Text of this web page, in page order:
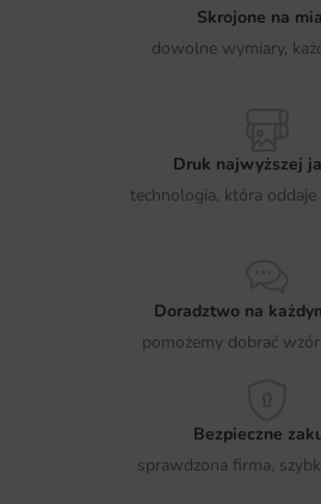
Skrojone na
dowolne wymiary,
Druk najwyższej
technologia, która
Doradztwo na
pomożemy dobrać
Bezpieczne
sprawdzona firma,